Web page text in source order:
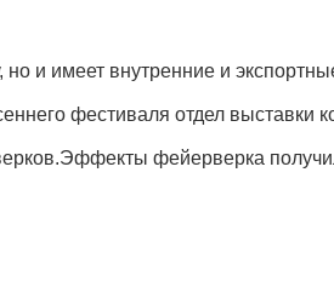
и имеет внутренние и
фестиваля отдел выставки
фейерверка